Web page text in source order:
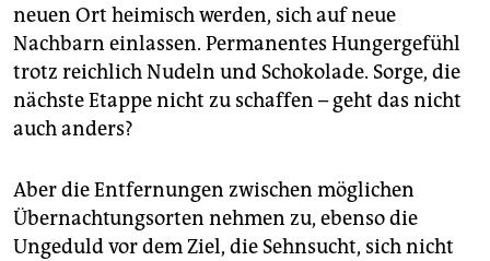
neuen Ort heimisch werden, sich auf neue
Nachbarn einlassen. Permanentes Hungergefühl
trotz reichlich Nudeln und Schokolade. Sorge, die
nächste Etappe nicht zu schaffen – geht das nicht
auch anders?
Aber die Entfernungen zwischen möglichen
Übernachtungsorten nehmen zu, ebenso die
Ungeduld vor dem Ziel, die Sehnsucht, sich nicht